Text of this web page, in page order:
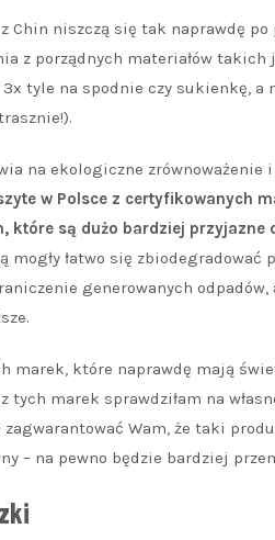
Chin niszczą się tak naprawdę
porządnych materiałów takich
tyle na spodnie czy sukienkę, a
na ekologiczne zrównoważenie
w Polsce z certyfikowanych
które są dużo bardziej przyjazne
łatwo się zbiodegradować
generowanych
marek, które naprawdę mają
marek sprawdziłam na
Wam, że taki
– na pewno będzie bardziej